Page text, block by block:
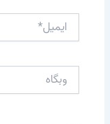
ایمیل*
وبگاه